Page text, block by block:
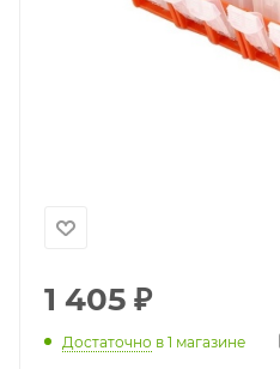
1 405 ₽
Достаточно в 1 магазине